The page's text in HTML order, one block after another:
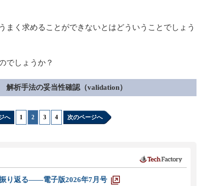
く求めることができないとはどういうことでしょう
でしょうか？
解析手法の妥当性確認（validation）
へ 1 2 3 4 次のページへ
り返る――電子版2026年7月号